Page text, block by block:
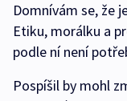
Domnívám se, že
Etiku, morálku a
podle ní není
Pospíšil by mohl